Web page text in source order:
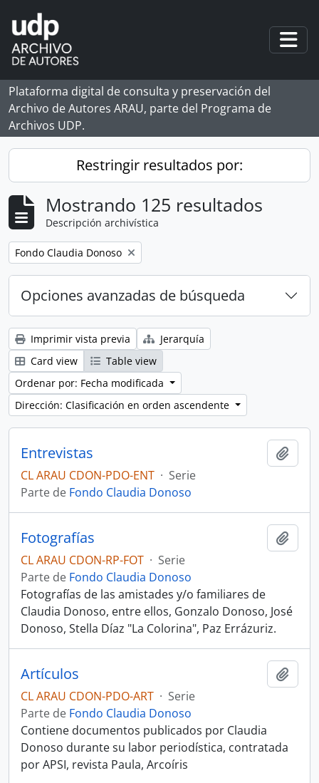
Skip to main content
Plataforma digital de consulta y preservación del
Archivo de Autores ARAU, parte del Programa de
Archivos UDP.
Restringir resultados por:
Mostrando 125 resultados
Descripción archivística
Remove filter:
Fondo Claudia Donoso
Opciones avanzadas de búsqueda
Imprimir vista previa
Jerarquía
Card view
Table view
Ordenar por: Fecha modificada
Dirección: Clasificación en orden ascendente
Entrevistas
CL ARAU CDON-PDO-ENT · Serie
Parte de Fondo Claudia Donoso
Fotografías
CL ARAU CDON-RP-FOT · Serie
Parte de Fondo Claudia Donoso
Fotografías de las amistades y/o familiares de
Claudia Donoso, entre ellos, Gonzalo Donoso, José
Donoso, Stella Díaz "La Colorina", Paz Errázuriz.
Artículos
CL ARAU CDON-PDO-ART · Serie
Parte de Fondo Claudia Donoso
Contiene documentos publicados por Claudia
Donoso durante su labor periodística, contratada
por APSI, revista Paula, Arcoíris